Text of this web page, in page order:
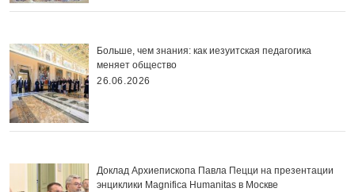
Больше, чем знания: как иезуитская педагогика
меняет общество
26.06.2026
Доклад Архиепископа Павла Пецци на презентации
энциклики Magnifica Нumanitas в Москве